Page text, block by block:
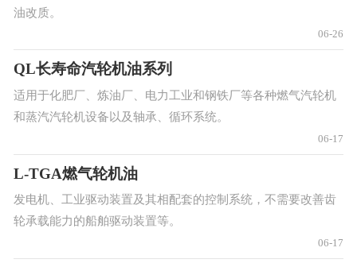
油改质。
06-26
QL长寿命汽轮机油系列
适用于化肥厂、炼油厂、电力工业和钢铁厂等各种燃气汽轮机
和蒸汽汽轮机设备以及轴承、循环系统。
06-17
L-TGA燃气轮机油
发电机、工业驱动装置及其相配套的控制系统，不需要改善齿
轮承载能力的船舶驱动装置等。
06-17